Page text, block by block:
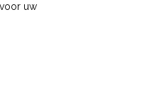
uw